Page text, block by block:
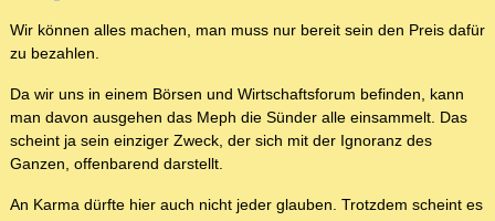
Wir können alles machen, man muss nur bereit sein den Preis dafür
zu bezahlen.
Da wir uns in einem Börsen und Wirtschaftsforum befinden, kann
man davon ausgehen das Meph die Sünder alle einsammelt. Das
scheint ja sein einziger Zweck, der sich mit der Ignoranz des
Ganzen, offenbarend darstellt.
An Karma dürfte hier auch nicht jeder glauben. Trotzdem scheint es